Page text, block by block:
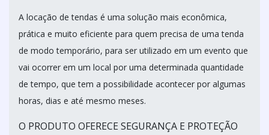
A locação de tendas é uma solução mais econômica,
prática e muito eficiente para quem precisa de uma tenda
de modo temporário, para ser utilizado em um evento que
vai ocorrer em um local por uma determinada quantidade
de tempo, que tem a possibilidade acontecer por algumas
horas, dias e até mesmo meses.
O PRODUTO OFERECE SEGURANÇA E PROTEÇÃO